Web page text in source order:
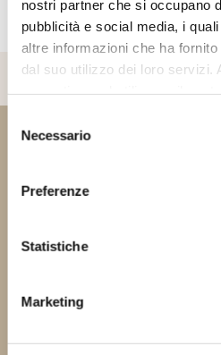
nostri partner che si occupano
pubblicità e social media, i
altre informazioni che ha
dal suo utilizzo dei loro servizi.
delNecessario
Preferenze
Statistiche
Marketing
Scopri di più
Terre di Liguria è situtato in
le più belle località della